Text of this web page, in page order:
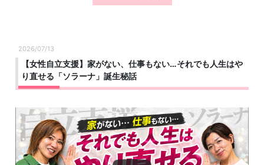
2026/07/13
【女性自立支援】家がない、仕事もない…それでも人生はや
り直せる「ソラーナ」誕生秘話